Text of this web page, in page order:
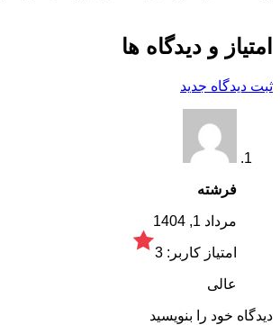
امتیاز و دیدگاه ها
ثبت دیدگاه جدید
فرشته
مرداد 1, 1404
امتیاز کاربر: 3
عالی
دیدگاه خود را بنویسید